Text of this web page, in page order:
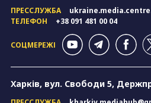
ПРЕССЛУЖБА
ТЕЛЕФОН
+38 091 481 00 04
СОЦМЕРЕЖІ
Харків, вул. Свободи 5,